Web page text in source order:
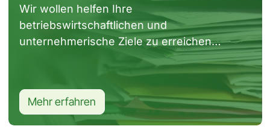
Wir wollen helfen Ihre
betriebswirtschaftlichen und
unternehmerische Ziele zu erreichen…
Mehr erfahren
Seite ansehen